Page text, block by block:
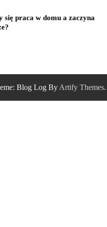
się praca w domu a zaczyna
Blog Log By Artify Themes.